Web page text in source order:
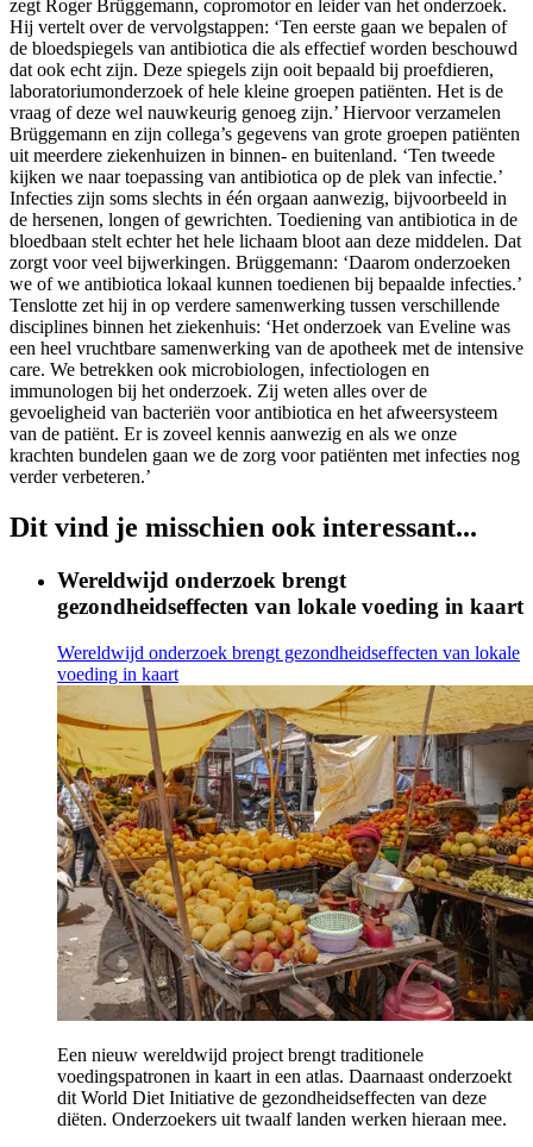
zegt Roger Brüggemann, copromotor en leider van het onderzoek.
Hij vertelt over de vervolgstappen: ‘Ten eerste gaan we bepalen of
de bloedspiegels van antibiotica die als effectief worden beschouwd
dat ook echt zijn. Deze spiegels zijn ooit bepaald bij proefdieren,
laboratoriumonderzoek of hele kleine groepen patiënten. Het is de
vraag of deze wel nauwkeurig genoeg zijn.’ Hiervoor verzamelen
Brüggemann en zijn collega’s gegevens van grote groepen patiënten
uit meerdere ziekenhuizen in binnen- en buitenland. ‘Ten tweede
kijken we naar toepassing van antibiotica op de plek van infectie.’
Infecties zijn soms slechts in één orgaan aanwezig, bijvoorbeeld in
de hersenen, longen of gewrichten. Toediening van antibiotica in de
bloedbaan stelt echter het hele lichaam bloot aan deze middelen. Dat
zorgt voor veel bijwerkingen. Brüggemann: ‘Daarom onderzoeken
we of we antibiotica lokaal kunnen toedienen bij bepaalde infecties.’
Tenslotte zet hij in op verdere samenwerking tussen verschillende
disciplines binnen het ziekenhuis: ‘Het onderzoek van Eveline was
een heel vruchtbare samenwerking van de apotheek met de intensive
care. We betrekken ook microbiologen, infectiologen en
immunologen bij het onderzoek. Zij weten alles over de
gevoeligheid van bacteriën voor antibiotica en het afweersysteem
van de patiënt. Er is zoveel kennis aanwezig en als we onze
krachten bundelen gaan we de zorg voor patiënten met infecties nog
verder verbeteren.’
Dit vind je misschien ook interessant...
Wereldwijd onderzoek brengt
gezondheidseffecten van lokale voeding in kaart
Wereldwijd onderzoek brengt gezondheidseffecten van lokale
voeding in kaart
Een nieuw wereldwijd project brengt traditionele
voedingspatronen in kaart in een atlas. Daarnaast onderzoekt
dit World Diet Initiative de gezondheidseffecten van deze
diëten. Onderzoekers uit twaalf landen werken hieraan mee.